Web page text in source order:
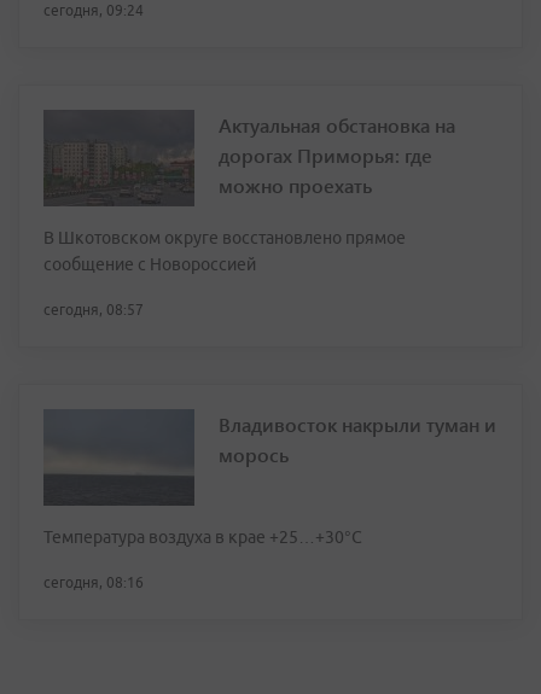
сегодня, 09:24
Актуальная обстановка на
дорогах Приморья: где
можно проехать
В Шкотовском округе восстановлено прямое
сообщение с Новороссией
сегодня, 08:57
Владивосток накрыли туман и
морось
Температура воздуха в крае +25…+30°C
сегодня, 08:16